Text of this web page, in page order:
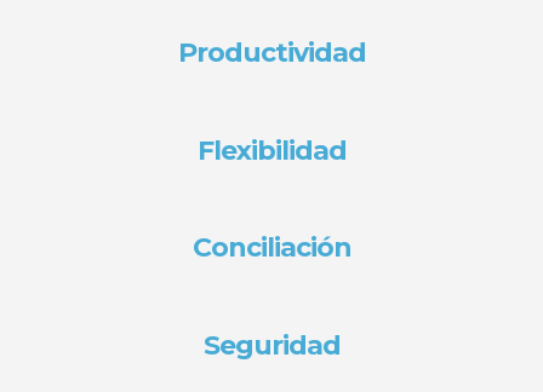
Productividad
Flexibilidad
Conciliación
Seguridad